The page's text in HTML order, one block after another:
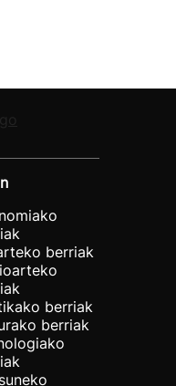
berriak
berriak
berriak